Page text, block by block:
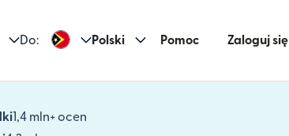
Do: Polski Pomoc Zaloguj się
1,4 mln+ ocen
(otwiera się w nowym oknie)